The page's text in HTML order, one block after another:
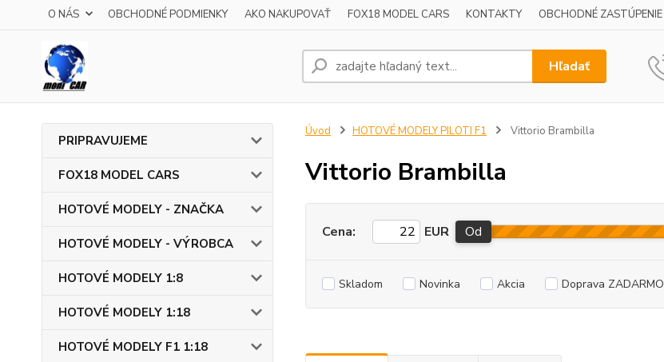
O NÁS OBCHODNÉ PODMIENKY AKO NAKUPOVAŤ FOX18 MODEL CARS KONTAKTY OBCHODNÉ ZASTÚPENIE
Hľadať
PRIPRAVUJEME
FOX18 MODEL CARS
HOTOVÉ MODELY - ZNAČKA
HOTOVÉ MODELY - VÝROBCA
HOTOVÉ MODELY 1:8
HOTOVÉ MODELY 1:18
HOTOVÉ MODELY F1 1:18
Úvod HOTOVÉ MODELY PILOTI F1 Vittorio Brambilla
Vittorio Brambilla
Cena: EUR Od
Skladom Novinka Akcia Doprava ZADARMO